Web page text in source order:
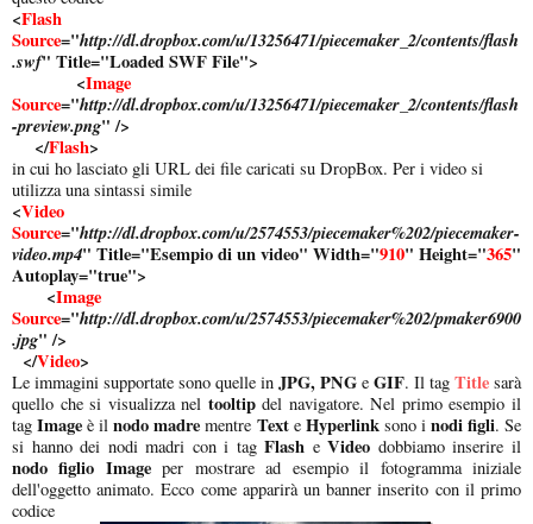
<Flash
Source="http://dl.dropbox.com/u/13256471/piecemaker_2/contents/flash
.swf" Title="Loaded SWF File">
<Image
Source="http://dl.dropbox.com/u/13256471/piecemaker_2/contents/flash
-preview.png" />
</Flash>
in cui ho lasciato gli URL dei file caricati su DropBox. Per i video si
utilizza una sintassi simile
<Video
Source="http://dl.dropbox.com/u/2574553/piecemaker%202/piecemaker-
video.mp4" Title="Esempio di un video" Width="910" Height="365"
Autoplay="true">
<Image
Source="http://dl.dropbox.com/u/2574553/piecemaker%202/pmaker6900
.jpg" />
</Video>
Le immagini supportate sono quelle in JPG, PNG e GIF. Il tag Title sarà
quello che si visualizza nel tooltipdel navigatore. Nel primo esempio il
tag Image è ilnodo madre mentre Text e Hyperlink sono i nodi figli. Se
si hanno dei nodi madri con i tagFlash eVideo dobbiamo inserire il
nodo figlio Imageper mostrare ad esempio il fotogramma iniziale
dell'oggetto animato. Ecco come apparirà un banner inserito con il primo
codice